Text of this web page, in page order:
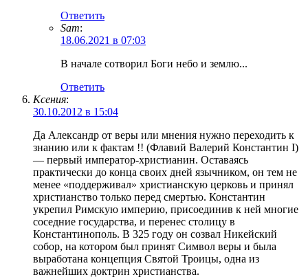
Ответить
Sam:
18.06.2021 в 07:03
В начале сотворил Боги небо и землю...
Ответить
Ксения:
30.10.2012 в 15:04
Да Александр от веры или мнения нужно переходить к
знанию или к фактам !! (Флавий Валерий Константин I)
— первый император-христианин. Оставаясь
практически до конца своих дней язычником, он тем не
менее «поддерживал» христианскую церковь и принял
христианство только перед смертью. Константин
укрепил Римскую империю, присоединив к ней многие
соседние государства, и перенес столицу в
Константинополь. В 325 году он созвал Никейский
собор, на котором был принят Символ веры и была
выработана концепция Святой Троицы, одна из
важнейших доктрин христианства.